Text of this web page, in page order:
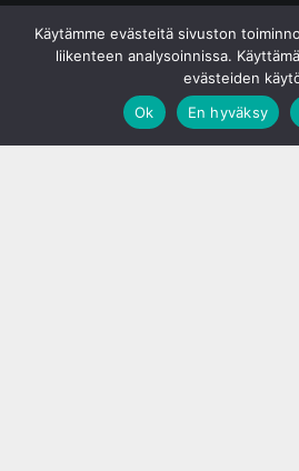
Käytämme evästeitä sivuston
liikenteen analysoinnissa.
evästeiden
Ok
En hyväksy